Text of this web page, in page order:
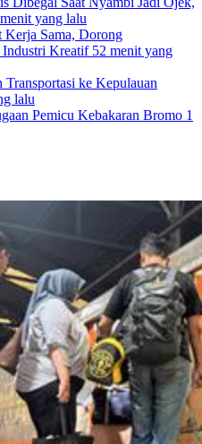
yang lalu
Sama, Dorong
Industri Kreatif 52 menit yang
Transportasi ke Kepulauan
lalu
Pemicu Kebakaran Bromo 1